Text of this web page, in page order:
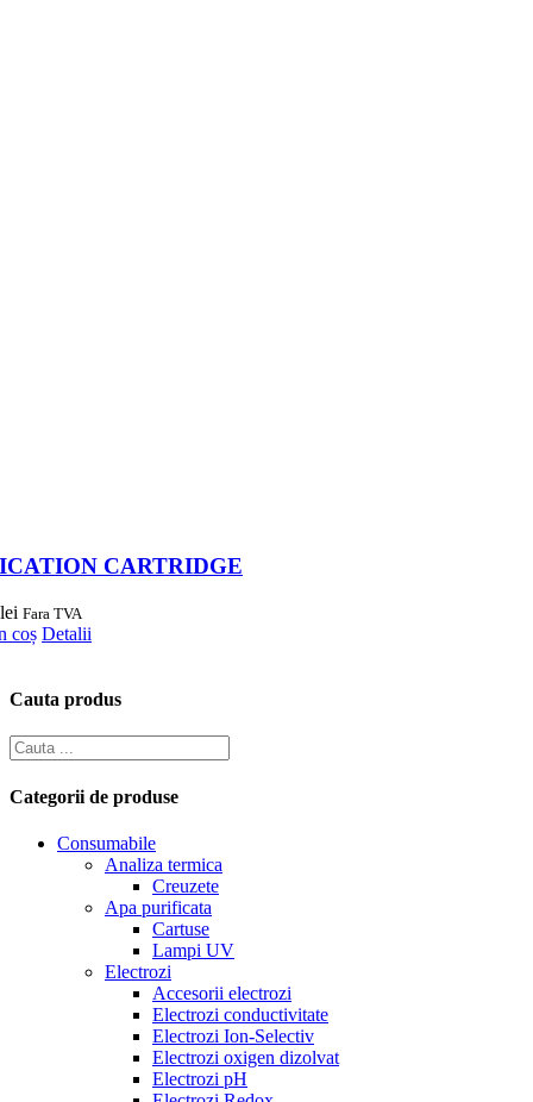
CARTRIDGE
lei Fara TVA
coș Detalii
Cauta produs
Categorii de produse
Consumabile
Analiza termica
Creuzete
Apa purificata
Cartuse
Lampi UV
Electrozi
Accesorii electrozi
Electrozi conductivitate
Electrozi Ion-Selectiv
Electrozi oxigen dizolvat
Electrozi pH